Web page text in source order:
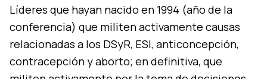
Lí­deres que hayan nacido en 1994 (año de la
conferencia) que militen activamente causas
relacionadas a los DSyR, ESI, anticoncepción,
contracepción y aborto; en definitiva, que